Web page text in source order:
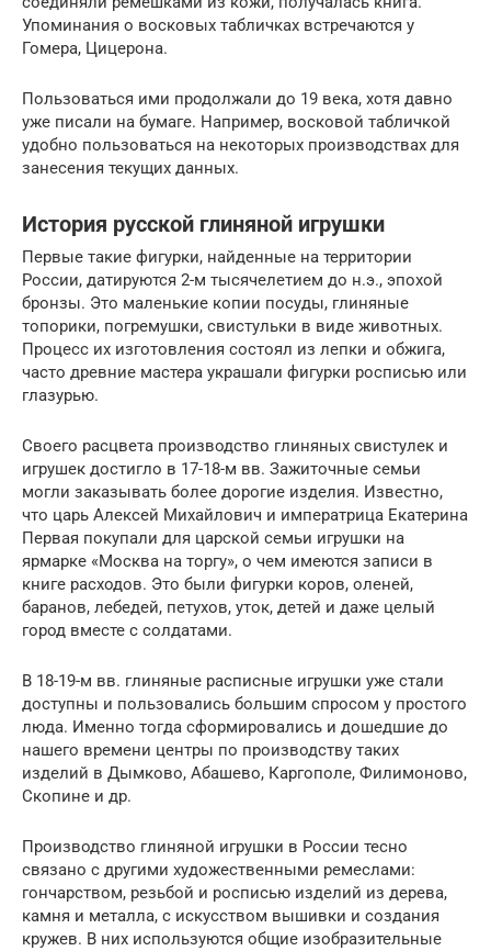
Упоминания о восковых табличках встречаются у
Гомера, Цицерона.
Пользоваться ими продолжали до 19 века, хотя давно
уже писали на бумаге. Например, восковой табличкой
удобно пользоваться на некоторых производствах для
занесения текущих данных.
История русской глиняной игрушки
Первые такие фигурки, найденные на территории
России, датируются 2-м тысячелетием до н.э., эпохой
бронзы. Это маленькие копии посуды, глиняные
топорики, погремушки, свистульки в виде животных.
Процесс их изготовления состоял из лепки и обжига,
часто древние мастера украшали фигурки росписью или
глазурью.
Своего расцвета производство глиняных свистулек и
игрушек достигло в 17-18-м вв. Зажиточные семьи
могли заказывать более дорогие изделия. Известно,
что царь Алексей Михайлович и императрица Екатерина
Первая покупали для царской семьи игрушки на
ярмарке «Москва на торгу», о чем имеются записи в
книге расходов. Это были фигурки коров, оленей,
баранов, лебедей, петухов, уток, детей и даже целый
город вместе с солдатами.
В 18-19-м вв. глиняные расписные игрушки уже стали
доступны и пользовались большим спросом у простого
люда. Именно тогда сформировались и дошедшие до
нашего времени центры по производству таких
изделий в Дымково, Абашево, Каргополе, Филимоново,
Скопине и др.
Производство глиняной игрушки в России тесно
связано с другими художественными ремеслами:
гончарством, резьбой и росписью изделий из дерева,
камня и металла, с искусством вышивки и создания
кружев. В них используются общие изобразительные